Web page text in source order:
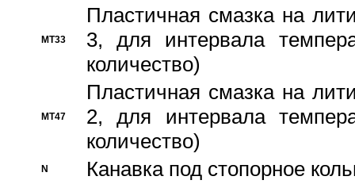
MT33
Пластичная смазка на
3, для интервала
количество)
MT47
Пластичная смазка на
2, для интервала
количество)
N Канавка под стопорное